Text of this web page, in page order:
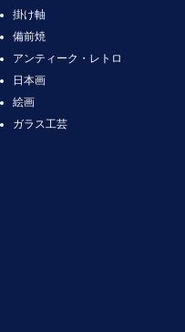
掛け軸
備前焼
アンティーク・レトロ
日本画
絵画
ガラス工芸